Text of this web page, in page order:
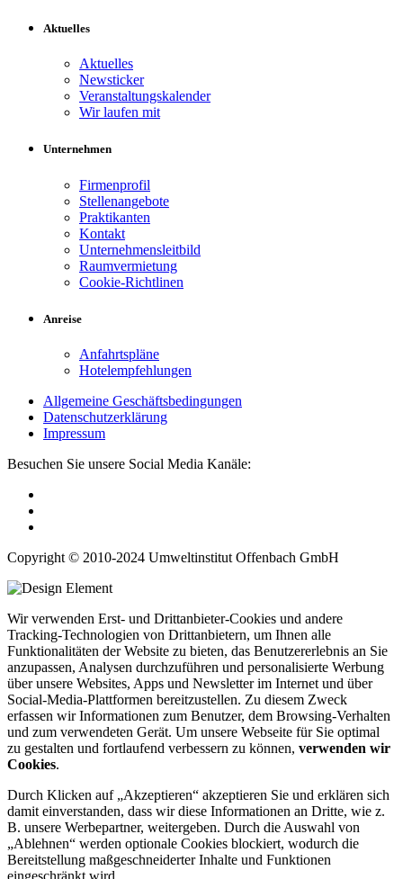
Aktuelles
Aktuelles
Newsticker
Veranstaltungskalender
Wir laufen mit
Unternehmen
Firmenprofil
Stellenangebote
Praktikanten
Kontakt
Unternehmensleitbild
Raumvermietung
Cookie-Richtlinen
Anreise
Anfahrtspläne
Hotelempfehlungen
Allgemeine Geschäftsbedingungen
Datenschutzerklärung
Impressum
Besuchen Sie unsere Social Media Kanäle:
Copyright © 2010-2024 Umweltinstitut Offenbach GmbH
Wir verwenden Erst- und Drittanbieter-Cookies und andere
Tracking-Technologien von Drittanbietern, um Ihnen alle
Funktionalitäten der Website zu bieten, das Benutzererlebnis an Sie
anzupassen, Analysen durchzuführen und personalisierte Werbung
über unsere Websites, Apps und Newsletter im Internet und über
Social-Media-Plattformen bereitzustellen. Zu diesem Zweck
erfassen wir Informationen zum Benutzer, dem Browsing-Verhalten
und zum verwendeten Gerät. Um unsere Webseite für Sie optimal
zu gestalten und fortlaufend verbessern zu können, verwenden wir
Cookies.
Durch Klicken auf „Akzeptieren“ akzeptieren Sie und erklären sich
damit einverstanden, dass wir diese Informationen an Dritte, wie z.
B. unsere Werbepartner, weitergeben. Durch die Auswahl von
„Ablehnen“ werden optionale Cookies blockiert, wodurch die
Bereitstellung maßgeschneiderter Inhalte und Funktionen
eingeschränkt wird.